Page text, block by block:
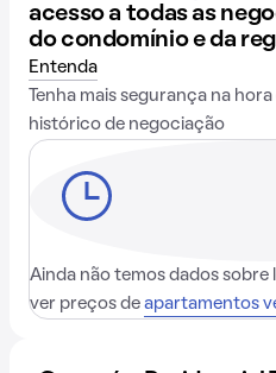
acesso a todas as
do condomínio e da
Entenda
Tenha mais segurança na
histórico de negociação
Ainda não temos dados sobre
ver preços de apartamentos